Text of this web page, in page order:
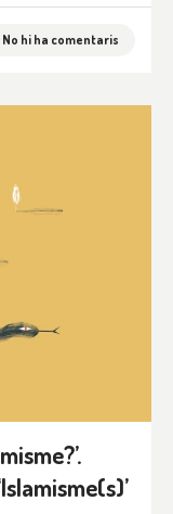
No hi ha comentaris